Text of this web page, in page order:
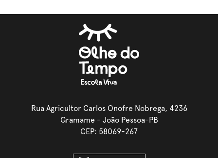
Rua Agricultor Carlos Onofre Nobrega, 4236
Gramame - João Pessoa-PB
CEP: 58069-267